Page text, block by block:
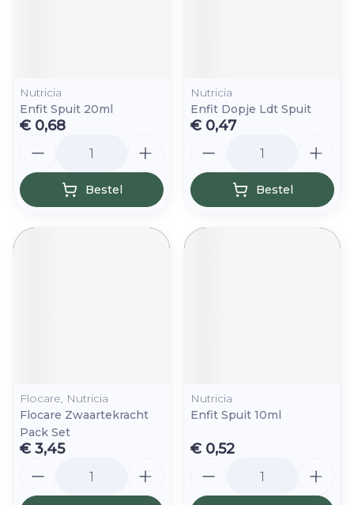
Nutricia
Enfit Spuit 20ml
€ 0,68
Bestel
Nutricia
Enfit Dopje Ldt Spuit
€ 0,47
Bestel
Flocare, Nutricia
Flocare Zwaartekracht
Pack Set
€ 3,45
Nutricia
Enfit Spuit 10ml
€ 0,52